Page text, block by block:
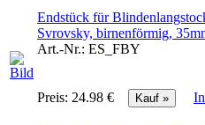
Endstück für
Svrovsky, birnenförmig,
Art.-Nr.: ES_FBY
Preis: 24.98 €